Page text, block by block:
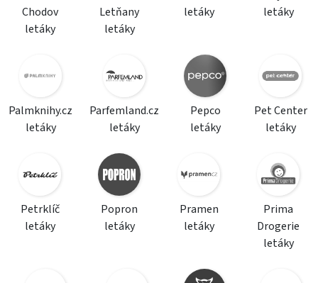
Chodov
letáky
Letňany
letáky
letáky
letáky
Palmknihy.cz
letáky
Parfemland.cz
letáky
Pepco
letáky
Pet Center
letáky
Petrklíč
letáky
Popron
letáky
Pramen
letáky
Prima
Drogerie
letáky